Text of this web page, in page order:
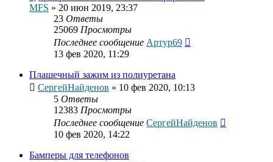
MFS » 20 июн 2019, 23:37
23 Ответы
25069 Просмотры
Последнее сообщение Артур69
13 фев 2020, 11:29
Плашечный зажим из полиуретана
СергейНайденов » 10 фев 2020, 10:13
5 Ответы
12383 Просмотры
Последнее сообщение СергейНайденов
10 фев 2020, 14:22
Бамперы для телефонов